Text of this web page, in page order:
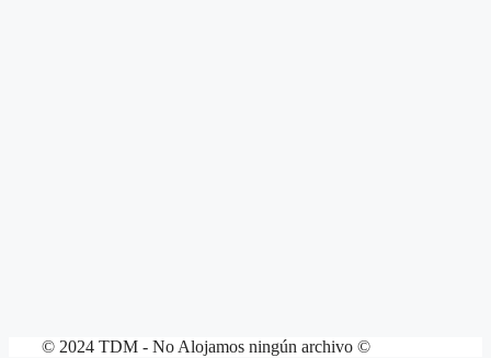
© 2024 TDM - No Alojamos ningún archivo ©